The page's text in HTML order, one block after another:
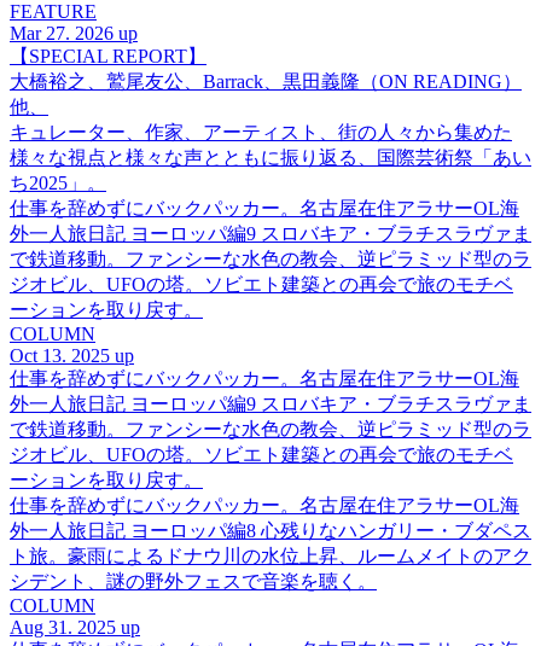
FEATURE
Mar 27. 2026 up
【SPECIAL REPORT】
大橋裕之、鷲尾友公、Barrack、黒田義隆（ON READING）
他、
キュレーター、作家、アーティスト、街の人々から集めた
様々な視点と様々な声とともに振り返る、国際芸術祭「あい
ち2025」。
仕事を辞めずにバックパッカー。名古屋在住アラサーOL海
外一人旅日記 ヨーロッパ編9 スロバキア・ブラチスラヴァま
で鉄道移動。ファンシーな水色の教会、逆ピラミッド型のラ
ジオビル、UFOの塔。ソビエト建築との再会で旅のモチベ
ーションを取り戻す。
COLUMN
Oct 13. 2025 up
仕事を辞めずにバックパッカー。名古屋在住アラサーOL海
外一人旅日記 ヨーロッパ編9 スロバキア・ブラチスラヴァま
で鉄道移動。ファンシーな水色の教会、逆ピラミッド型のラ
ジオビル、UFOの塔。ソビエト建築との再会で旅のモチベ
ーションを取り戻す。
仕事を辞めずにバックパッカー。名古屋在住アラサーOL海
外一人旅日記 ヨーロッパ編8 心残りなハンガリー・ブダペス
ト旅。豪雨によるドナウ川の水位上昇、ルームメイトのアク
シデント、謎の野外フェスで音楽を聴く。
COLUMN
Aug 31. 2025 up